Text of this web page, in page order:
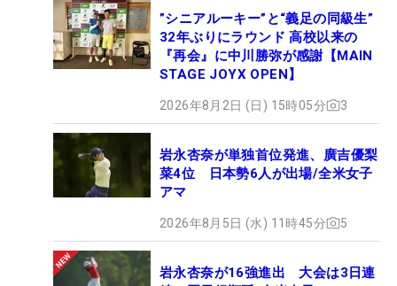
”シニアルーキー”と“義足の同級生”
32年ぶりにラウンド 高校以来の
『再会』に中川勝弥が感謝【MAIN
STAGE JOYX OPEN】
2026年8月2日 (日) 15時05分 3
岩永杏奈が単独首位発進、廣吉優梨
菜4位 日本勢6人が出場/全米女子
アマ
2026年8月5日 (水) 11時45分 5
岩永杏奈が16強進出 大会は3日連